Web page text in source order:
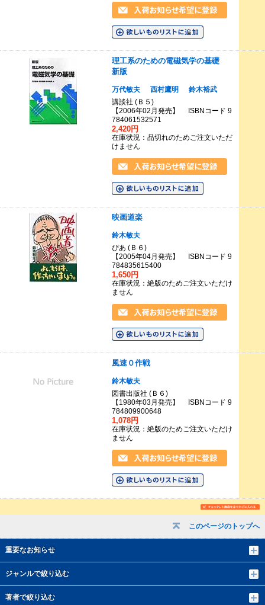
このページのトップへ
重要なお知らせ
ジャンルで絞り込む
著者で絞り込む
理工系のための電磁気学の基礎
新版
万代敏夫 西村鷹明
鈴木裕武
講談社 (Ｂ５)
【2006年02月発売】 ISBNコード 9
784061532571
2,420円
在庫状況：品切れのためご注文いただ
けません
映画道楽
鈴木敏夫
ぴあ (Ｂ６)
【2005年04月発売】 ISBNコード 9
784835615400
1,650円
在庫状況：絶版のためご注文いただけ
ません
風速０作戦
鈴木敏夫
図書出版社 (Ｂ６)
【1980年03月発売】 ISBNコード 9
784809900648
1,078円
在庫状況：絶版のためご注文いただけ
ません